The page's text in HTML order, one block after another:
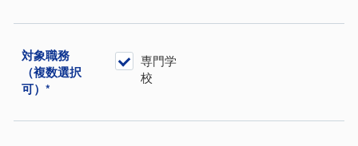
対象職務
（複数選択
可）*
専門学
校